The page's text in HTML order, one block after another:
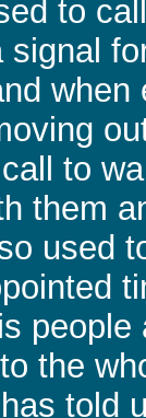
to
when
to
them
used
people
the
told